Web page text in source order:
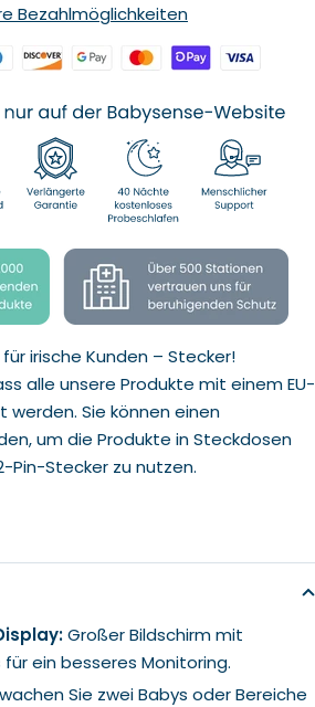
Bezahlmöglichkeiten
irische Kunden – Stecker!
alle unsere Produkte mit einem EU-
Sie können einen
um die Produkte in Steckdosen
Pin-Stecker zu nutzen.
Großer Bildschirm mit
ein besseres Monitoring.
Sie zwei Babys oder Bereiche